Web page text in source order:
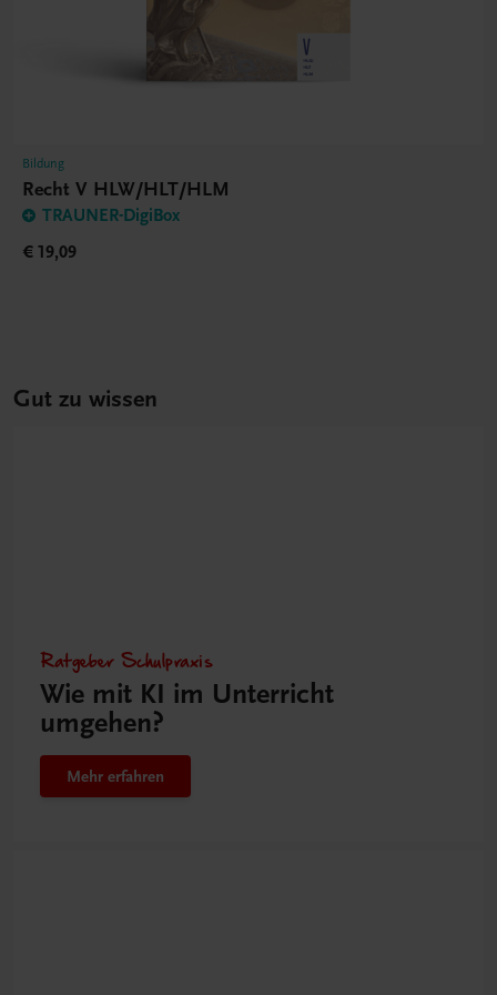
Bildung
Recht V HLW/HLT/HLM
TRAUNER-DigiBox
€ 19,09
Gut zu wissen
Ratgeber Schulpraxis
Wie mit KI im Unterricht
umgehen?
Mehr erfahren